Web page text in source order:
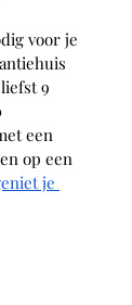
voor je
9
een
op een
je